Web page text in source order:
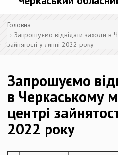
Головна
Запрошуємо відвідати заходи в
зайнятості у липні 2022 року
Запрошуємо
в Черкаському
центрі
2022 року